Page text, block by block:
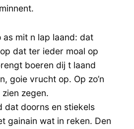
as mit n lap laand: dat
dat ter ieder moal op
boeren dij t laand
goie vrucht op. Op zo’n
zegen.
dat doorns en stiekels
gainain wat in reken. Den